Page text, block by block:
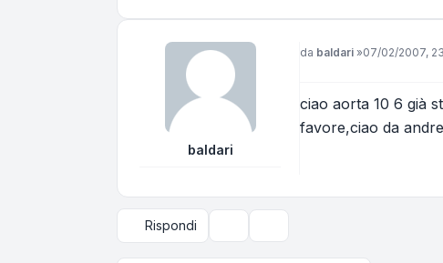
baldari
Messaggio
da baldari »07/02/2007,
ciao aorta 10 6 già
favore,ciao da
Rispondi